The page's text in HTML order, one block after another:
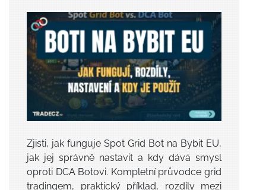
Zjisti, jak funguje Spot Grid Bot na Bybit EU,
jak jej správně nastavit a kdy dává smysl
oproti DCA Botovi. Kompletní průvodce grid
tradingem, praktický příklad, rozdíly mezi